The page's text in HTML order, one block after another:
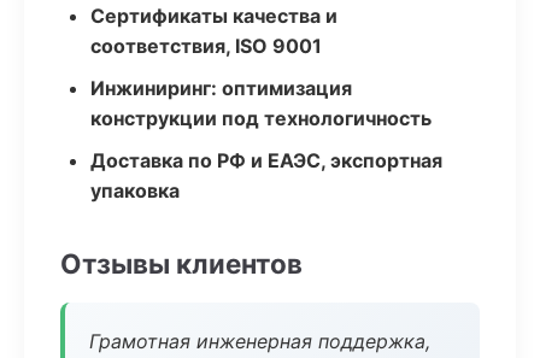
Сертификаты качества и
соответствия, ISO 9001
Инжиниринг: оптимизация
конструкции под технологичность
Доставка по РФ и ЕАЭС, экспортная
упаковка
Отзывы клиентов
Грамотная инженерная поддержка,